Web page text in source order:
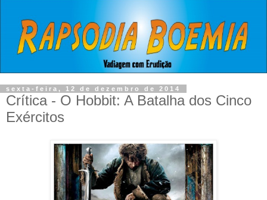
sexta-feira, 12 de dezembro de 2014
Crítica - O Hobbit: A Batalha dos Cinco
Exércitos